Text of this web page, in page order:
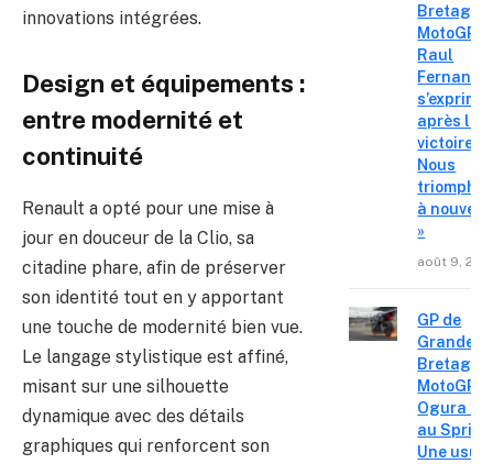
innovations intégrées.
Design et équipements :
entre modernité et
continuité
Renault a opté pour une mise à
jour en douceur de la Clio, sa
citadine phare, afin de préserver
son identité tout en y apportant
une touche de modernité bien vue.
Le langage stylistique est affiné,
misant sur une silhouette
dynamique avec des détails
graphiques qui renforcent son
Bretagne
MotoGP :
Raul
s’exprime
après la
victoire «
Nous
à
»
août 9,
GP de
Grande-
Bretagne
MotoGP –
Ogura
au Sprint
Une